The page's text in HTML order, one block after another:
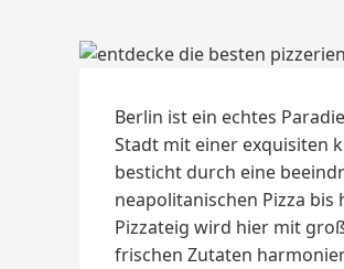
Berlin ist ein echtes
Stadt mit einer exquisiten
besticht durch eine
neapolitanischen Pizza
Pizzateig wird hier mit
frischen Zutaten